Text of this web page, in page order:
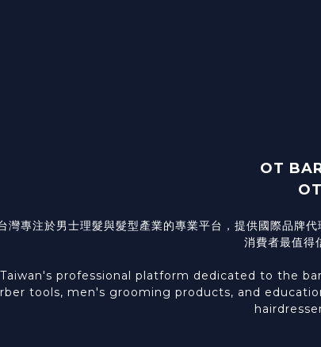
OT
專注於男士理髮與髮型產業的專業平台，提供國際品牌
消費者最值得
Taiwan's professional platform dedicated to the
tools, men's grooming products, and